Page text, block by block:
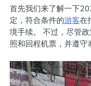
首先我们来了解一下
定，符合条件的游客在
境手续。 不过，尽管
照和回程机票，并遵守